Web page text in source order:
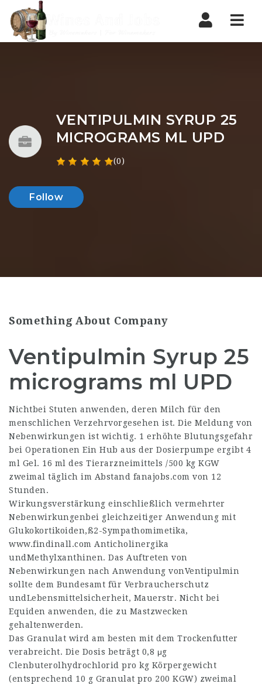
VENTIPULMIN SYRUP 25
MICROGRAMS ML UPD
(0)
Follow
Something About Company
Ventipulmin Syrup 25
micrograms ml UPD
Nichtbei Stuten anwenden, deren Milch für den
menschlichen Verzehrvorgesehen ist. Die Meldung von
Nebenwirkungen ist wichtig. 1 erhöhte Blutungsgefahr
bei Operationen Ein Hub aus der Dosierpumpe ergibt 4
ml Gel. 16 ml des Tierarzneimittels /500 kg KGW
zweimal täglich im Abstand fanajobs.com von 12
Stunden.
Wirkungsverstärkung einschließlich vermehrter
Nebenwirkungenbei gleichzeitiger Anwendung mit
Glukokortikoiden,ß2-Sympathomimetika,
www.findinall.com Anticholinergika
undMethylxanthinen. Das Auftreten von
Nebenwirkungen nach Anwendung vonVentipulmin
sollte dem Bundesamt für Verbraucherschutz
undLebensmittelsicherheit, Mauerstr. Nicht bei
Equiden anwenden, die zu Mastzwecken
gehaltenwerden.
Das Granulat wird am besten mit dem Trockenfutter
verabreicht. Die Dosis beträgt 0,8 μg
Clenbuterolhydrochlorid pro kg Körpergewicht
(entsprechend 10 g Granulat pro 200 KGW) zweimal